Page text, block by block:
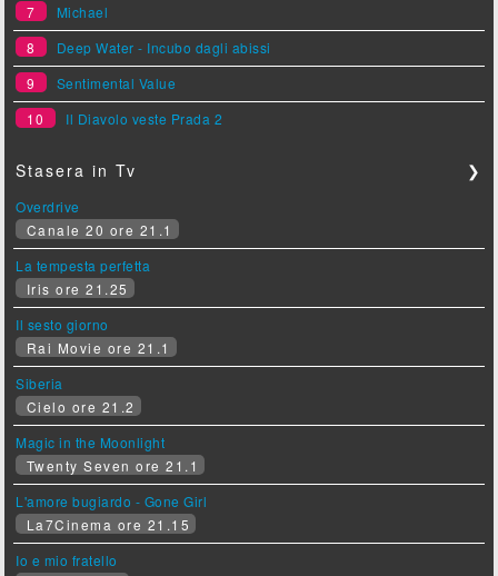
7
Michael
8
Deep Water - Incubo dagli abissi
9
Sentimental Value
10
Il Diavolo veste Prada 2
Stasera in Tv ❯
Overdrive
Canale 20 ore 21.1
La tempesta perfetta
Iris ore 21.25
Il sesto giorno
Rai Movie ore 21.1
Siberia
Cielo ore 21.2
Magic in the Moonlight
Twenty Seven ore 21.1
L'amore bugiardo - Gone Girl
La7Cinema ore 21.15
Io e mio fratello